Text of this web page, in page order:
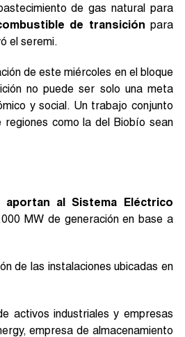
de gas natural para
de transición para
el seremi.
de este miércoles en el bloque
no puede ser solo una meta
y social. Un trabajo conjunto
como la del Biobío sean
aportan al Sistema Eléctrico
MW de generación en base a
de las instalaciones ubicadas en
activos industriales y empresas
empresa de almacenamiento